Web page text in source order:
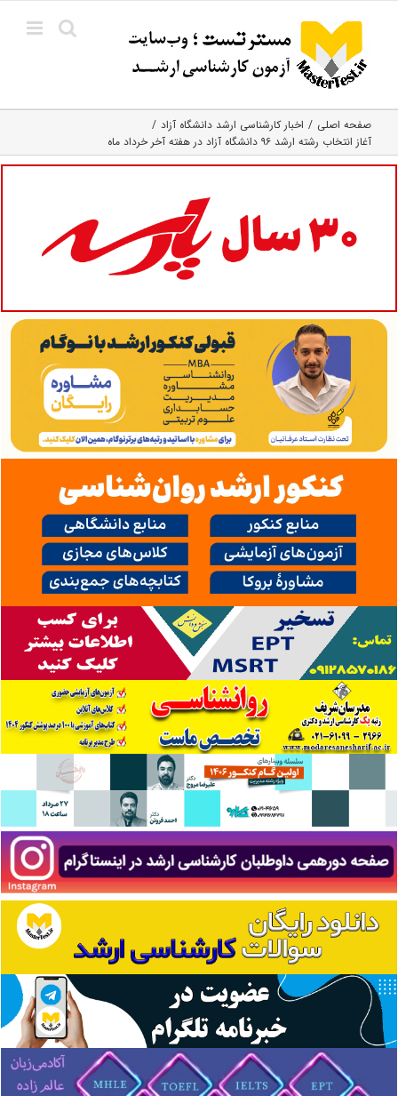
content
صفحه اصلی
اخبار کارشناسی ارشد دانشگاه آزاد
آغاز انتخاب رشته ارشد ۹۶ دانشگاه آزاد در هفته آخر خرداد ماه